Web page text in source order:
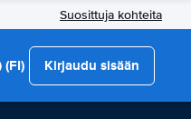
Suosittuja kohteita
(FI) Kirjaudu sisään